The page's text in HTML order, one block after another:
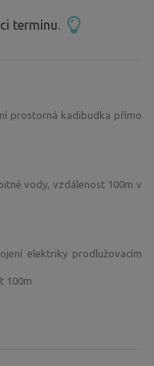
termínu.
prostorná kadibudka přímo
vody, vzdálenost 100m v
elektriky prodlužovacím
100m